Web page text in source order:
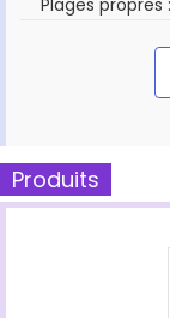
Plages
Produits